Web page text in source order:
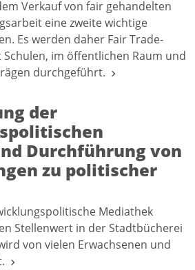
Verkauf von fair gehandelten
eine zweite wichtige
Es werden daher Fair Trade-
im öffentlichen Raum und
durchgeführt.
der
Durchführung von
zu politischer
Mediathek
Stellenwert in der Stadtbücherei
von vielen Erwachsenen und